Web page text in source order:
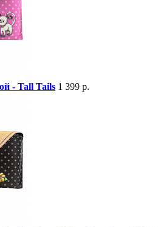
- Tall Tails 1 399 р.